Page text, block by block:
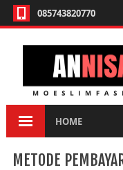
MENU
Tentang Kami
Cara Pembelian
Metode Pembayaran
Return Policy
085743820770
HOME
BAG GAMIS
METODE